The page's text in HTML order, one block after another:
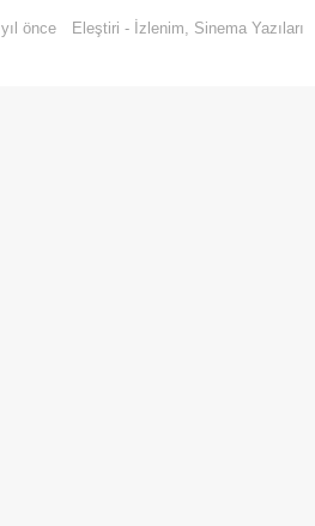
önce Eleştiri - İzlenim Sinema Yazıları